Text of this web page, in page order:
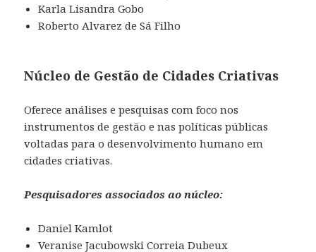
Karla Lisandra Gobo
Roberto Alvarez de Sá Filho
Núcleo de Gestão de Cidades Criativas
Oferece análises e pesquisas com foco nos
instrumentos de gestão e nas políticas públicas
voltadas para o desenvolvimento humano em
cidades criativas.
Pesquisadores associados ao núcleo:
Daniel Kamlot
Veranise Jacubowski Correia Dubeux